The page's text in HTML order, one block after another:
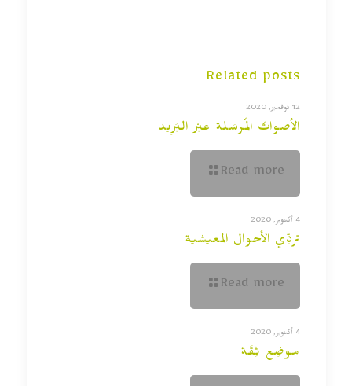
Related posts
12 نوفمبر, 2020
الأصواتُ المُرسَلة عبْر البَرِيد
Read more
4 أكتوبر, 2020
تردِّي الأحوال المعيشية
Read more
4 أكتوبر, 2020
موضِع ثِقَة